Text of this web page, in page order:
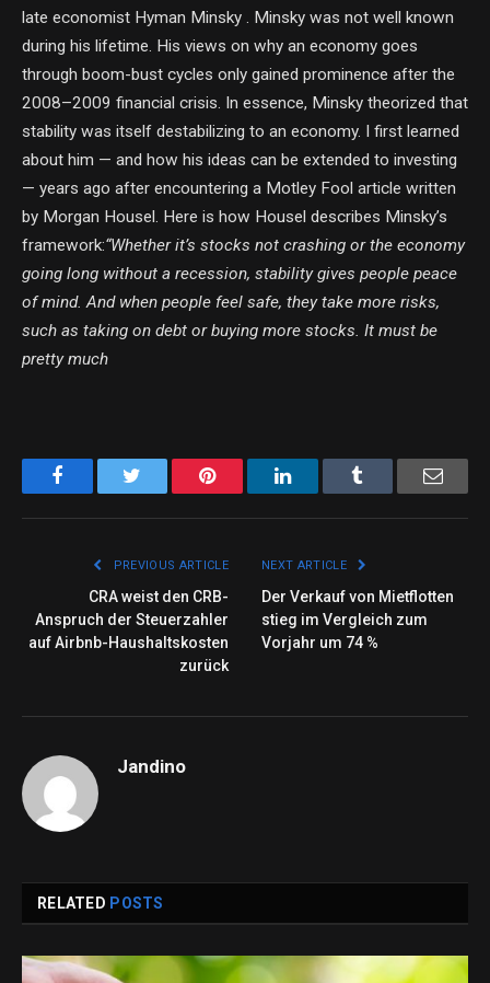
late economist Hyman Minsky . Minsky was not well known
during his lifetime. His views on why an economy goes
through boom-bust cycles only gained prominence after the
2008–2009 financial crisis. In essence, Minsky theorized that
stability was itself destabilizing to an economy. I first learned
about him — and how his ideas can be extended to investing
— years ago after encountering a Motley Fool article written
by Morgan Housel. Here is how Housel describes Minsky’s
framework:“Whether it’s stocks not crashing or the economy
going long without a recession, stability gives people peace
of mind.And when people feel safe, they take more risks,
such as taking on debt or buying more stocks. It must be
pretty much
Facebook Pinterest LinkedIn Email
PREVIOUS ARTICLE
CRA weist den CRB-
Anspruch der Steuerzahler
auf Airbnb-Haushaltskosten
zurück
NEXT ARTICLE
Der Verkauf von Mietflotten
stieg im Vergleich zum
Vorjahr um 74 %
Jandino
RELATED POSTS